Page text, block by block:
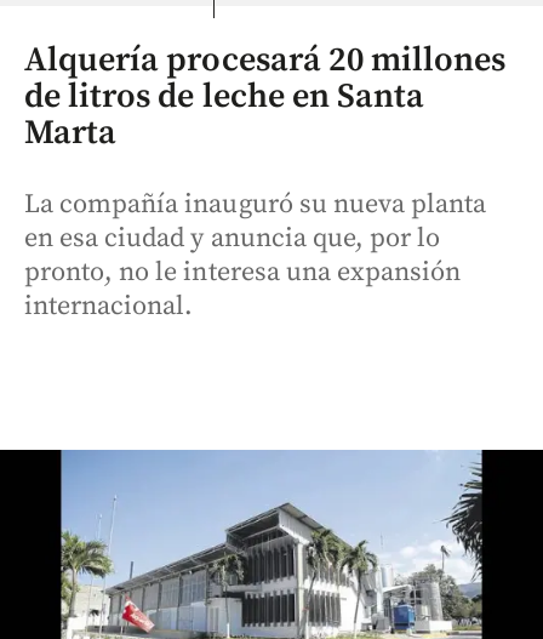
Alquería procesará 20 millones
de litros de leche en Santa
Marta
La compañía inauguró su nueva planta
en esa ciudad y anuncia que, por lo
pronto, no le interesa una expansión
internacional.